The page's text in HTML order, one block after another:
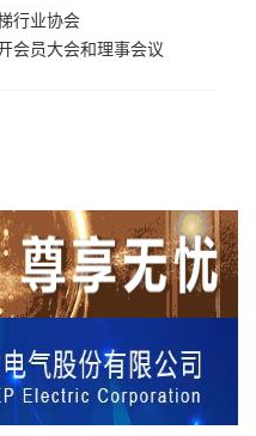
行业协会
会员大会和理事会议